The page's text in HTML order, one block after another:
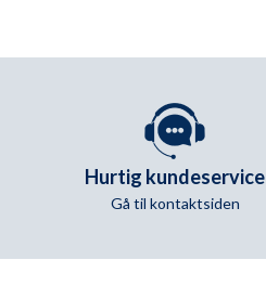
Hurtig kundeservice
Gå til kontaktsiden